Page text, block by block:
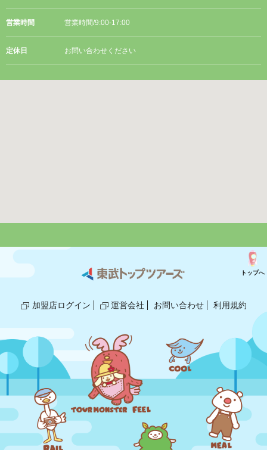
営業時間 営業時間/9:00-17:00
定休日 お問い合わせください
加盟店ログイン 運営会社 お問い合わせ 利用規約
トップへ